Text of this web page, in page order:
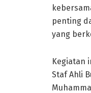
penting
yang
Kegiatan
Staf Ahli